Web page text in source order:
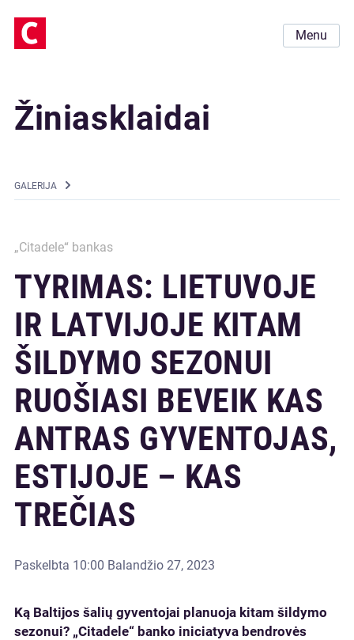
Menu
Žiniasklaidai
GALERIJA
„Citadele“ bankas
TYRIMAS: LIETUVOJE
IR LATVIJOJE KITAM
ŠILDYMO SEZONUI
RUOŠIASI BEVEIK KAS
ANTRAS GYVENTOJAS,
ESTIJOJE – KAS
TREČIAS
Paskelbta 10:00 Balandžio 27, 2023
Ką Baltijos šalių gyventojai planuoja kitam šildymo
sezonui? „Citadele“ banko iniciatyva bendrovės